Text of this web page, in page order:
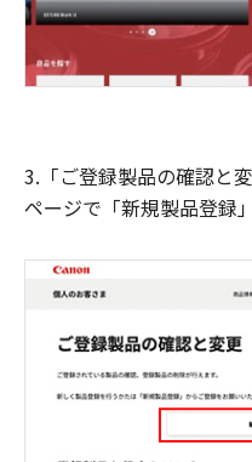
3.「ご登録製品の確認と変
ページで「新規製品登録